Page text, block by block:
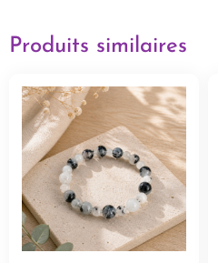
Produits similaires